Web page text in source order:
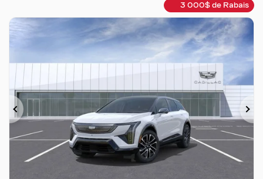
3 000$ de Rabais
Précédent